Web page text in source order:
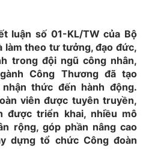
luận số 01-KL/TW của Bộ
làm theo tư tưởng, đạo đức,
trong đội ngũ công nhân,
Công Thương đã tạo
thức đến hành động.
viên được tuyên truyền,
được triển khai, nhiều mô
rộng, góp phần nâng cao
dựng tổ chức Công đoàn